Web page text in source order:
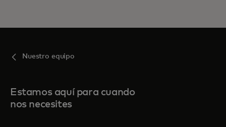
Nuestro equipo
Estamos aquí para cuando
nos necesites